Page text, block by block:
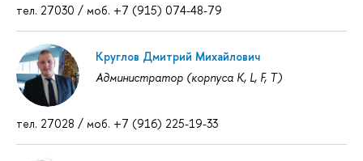
тел. 27030 / моб. +7 (915) 074-48-79
Круглов Дмитрий Михайлович
Администратор (корпуса K, L, F, T)
тел. 27028 / моб. +7 (916) 225-19-33